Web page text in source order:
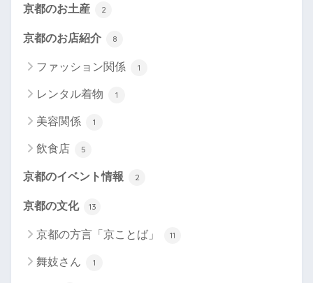
京都のお土産 2
京都のお店紹介 8
ファッション関係 1
レンタル着物 1
美容関係 1
飲食店 5
京都のイベント情報 2
京都の文化 13
京都の方言「京ことば」 11
舞妓さん 1